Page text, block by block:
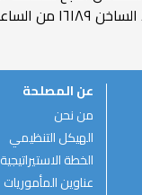
يومي الجمعة والسبت.
عن المصلحة
من نحن
الهيكل التنظيمي
الخطة الاستيراتيجية
عناوين المأموريات